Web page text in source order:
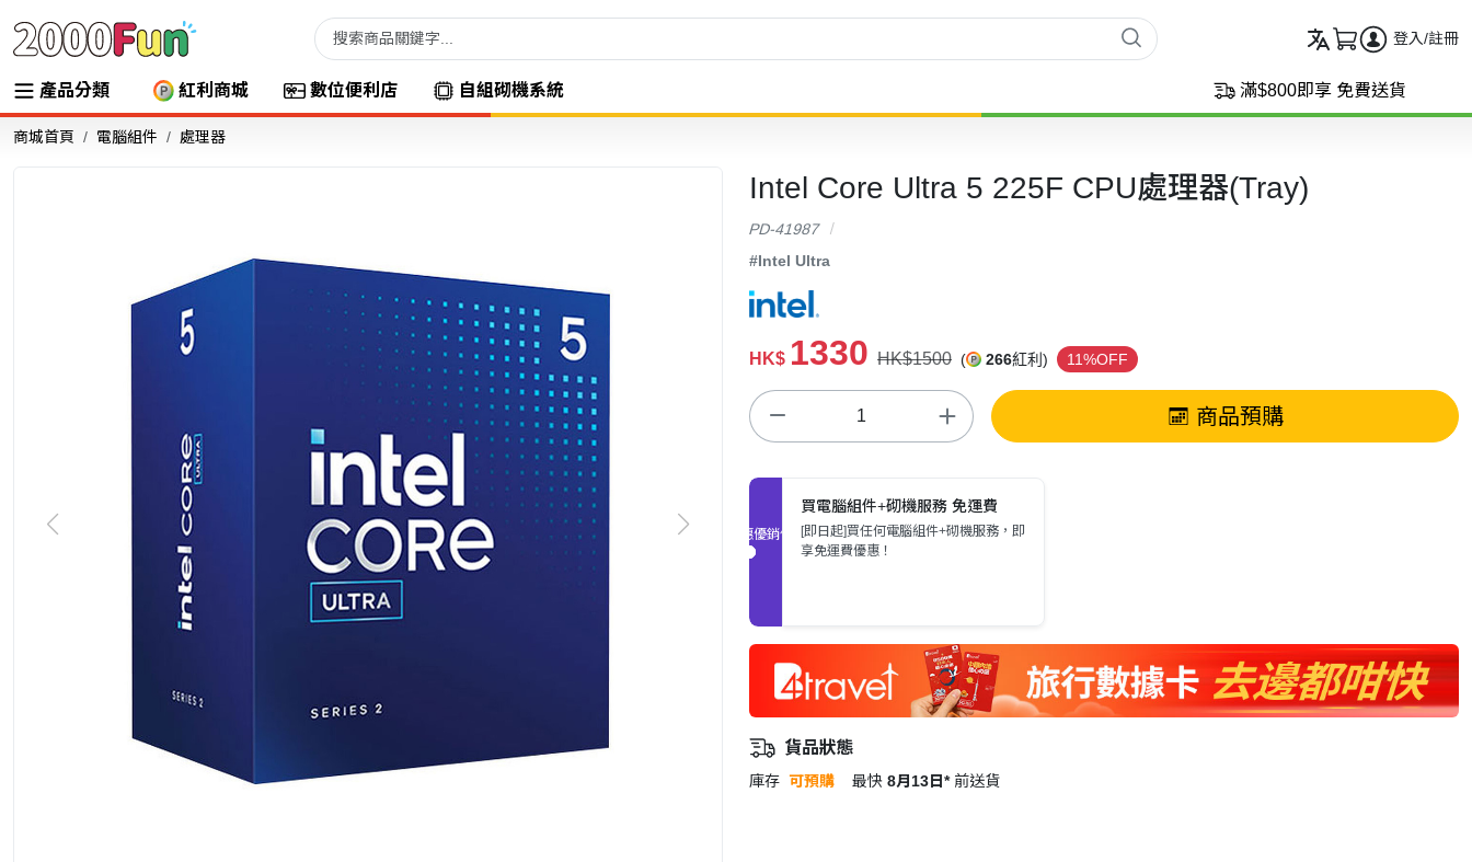
登入/註冊
產品分類 紅利商城 數位便利店 自組砌機系統 滿$800即享 免費送貨
商城首頁 電腦組件 處理器
Intel Core Ultra 5 225F CPU處理器(Tray)
PD-41987
#Intel Ultra
HK$ 1330 HK$1500 ( 266紅利) 11%OFF
商品預購
促銷優惠
買電腦組件+砌機服務 免運費
[即日起]買任何電腦組件+砌機服務，即
享免運費優惠！
貨品狀態
庫存 可預購 最快 8月13日* 前送貨